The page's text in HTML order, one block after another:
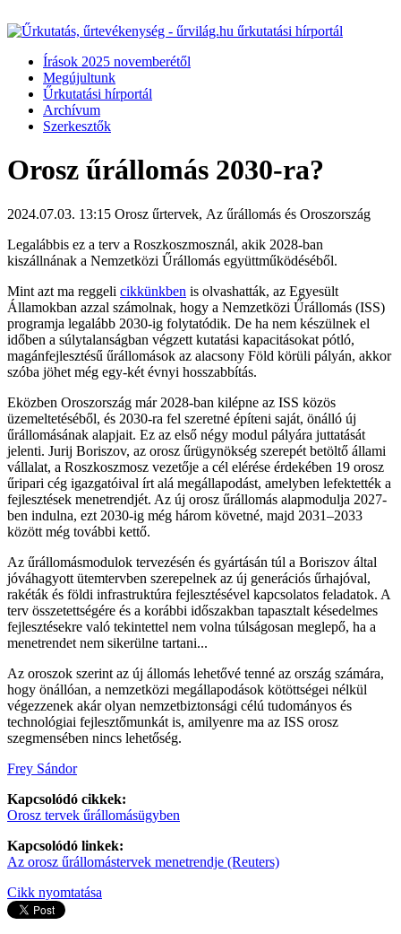
Írások 2025 novemberétől
Megújultunk
Űrkutatási hírportál
Archívum
Szerkesztők
Orosz űrállomás 2030-ra?
2024.07.03. 13:15 Orosz űrtervek, Az űrállomás és Oroszország
Legalábbis ez a terv a Roszkoszmosznál, akik 2028-ban
kiszállnának a Nemzetközi Űrállomás együttműködéséből.
Mint azt ma reggeli cikkünkben is olvashatták, az Egyesült
Államokban azzal számolnak, hogy a Nemzetközi Űrállomás (ISS)
programja legalább 2030-ig folytatódik. De ha nem készülnek el
időben a súlytalanságban végzett kutatási kapacitásokat pótló,
magánfejlesztésű űrállomások az alacsony Föld körüli pályán, akkor
szóba jöhet még egy-két évnyi hosszabbítás.
Eközben Oroszország már 2028-ban kilépne az ISS közös
üzemeltetéséből, és 2030-ra fel szeretné építeni saját, önálló új
űrállomásának alapjait. Ez az első négy modul pályára juttatását
jelenti. Jurij Boriszov, az orosz űrügynökség szerepét betöltő állami
vállalat, a Roszkoszmosz vezetője a cél elérése érdekében 19 orosz
űripari cég igazgatóival írt alá megállapodást, amelyben lefektették a
fejlesztések menetrendjét. Az új orosz űrállomás alapmodulja 2027-
ben indulna, ezt 2030-ig még három követné, majd 2031–2033
között még további kettő.
Az űrállomásmodulok tervezésén és gyártásán túl a Boriszov által
jóváhagyott ütemtervben szerepelnek az új generációs űrhajóval,
rakéták és földi infrastruktúra fejlesztésével kapcsolatos feladatok. A
terv összetettségére és a korábbi időszakban tapasztalt késedelmes
fejlesztésekre való tekintettel nem volna túlságosan meglepő, ha a
menetrendet nem sikerülne tartani...
Az oroszok szerint az új állomás lehetővé tenné az ország számára,
hogy önállóan, a nemzetközi megállapodások kötöttségei nélkül
végezzenek akár olyan nemzetbiztonsági célú tudományos és
technológiai fejlesztőmunkát is, amilyenre ma az ISS orosz
szegmensében nincs lehetőség.
Frey Sándor
Kapcsolódó cikkek:
Orosz tervek űrállomásügyben
Kapcsolódó linkek:
Az orosz űrállomástervek menetrendje (Reuters)
Cikk nyomtatása